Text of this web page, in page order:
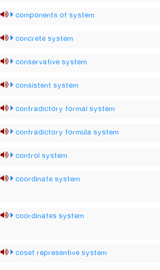
components of system
concrete system
conservative system
consistent system
contradictory formal system
contradictory formula system
control system
coordinate system
coordinates system
coset representive system